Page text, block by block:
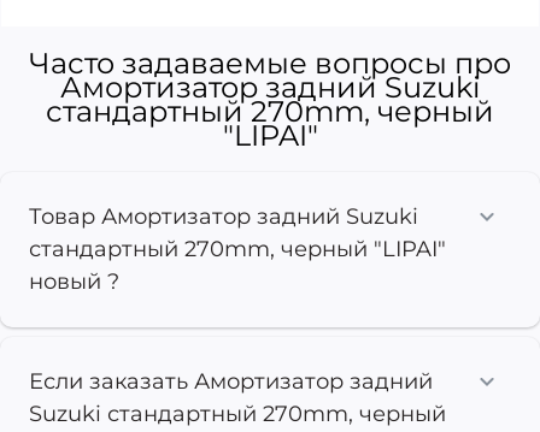
Часто задаваемые вопросы про
Амортизатор задний Suzuki
стандартный 270mm, черный
"LIPAI"
Товар Амортизатор задний Suzuki
стандартный 270mm, черный "LIPAI"
новый ?
Если заказать Амортизатор задний
Suzuki стандартный 270mm, черный